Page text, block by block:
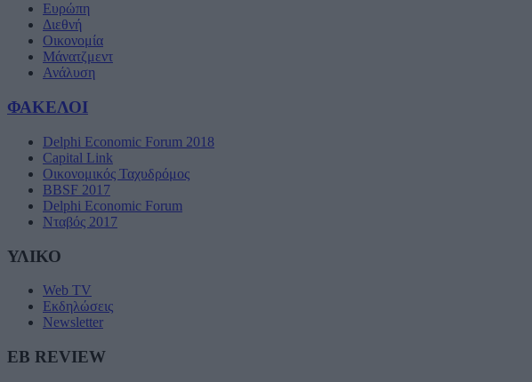
Ευρώπη
Διεθνή
Οικονομία
Μάνατζμεντ
Ανάλυση
ΦΑΚΕΛΟΙ
Delphi Economic Forum 2018
Capital Link
Οικονομικός Ταχυδρόμος
BBSF 2017
Delphi Economic Forum
Νταβός 2017
ΥΛΙΚΟ
Web TV
Εκδηλώσεις
Newsletter
EB REVIEW